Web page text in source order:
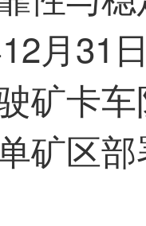
月31
矿卡
矿区